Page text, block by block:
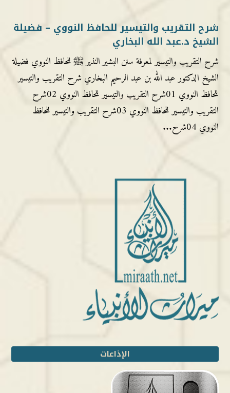
شرح التقريب والتيسير للحافظ النووي – فضيلة
الشيخ د.عبد الله البخاري
شرح التقريب والتيسير لمعرفة سنن البشير النذير ﷺ للحافظ النووي فضيلة
الشيخ الدكتور عبد الله بن عبد الرحيم البخاري شرح التقريب والتيسير
للحافظ النووي 01شرح التقريب والتيسير للحافظ النووي 02شرح
التقريب والتيسير للحافظ النووي 03شرح التقريب والتيسير للحافظ
النووي 04شرح...
الإذاعات